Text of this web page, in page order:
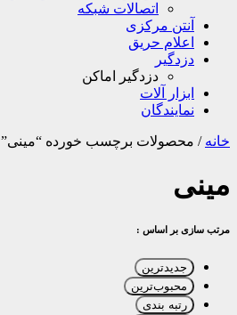
اتصالات شبکه
آنتن مرکزی
اعلام حریق
دزدگیر
دزدگیر اماکن
ابزار آلات
نمایندگان
خانه / محصولات برچسب خورده “مینی”
مینی
مرتب سازی بر اساس :
جدیدترین
محبوب‌ترین
رتبه بندی